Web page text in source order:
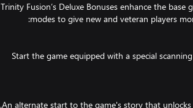
Trinity Fusion’s Deluxe Bonuses enhance the
Start the game equipped with a special